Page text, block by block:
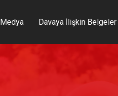
Medya Davaya İlişkin Belgeler